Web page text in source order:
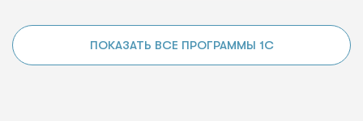
ПОКАЗАТЬ ВСЕ ПРОГРАММЫ 1С